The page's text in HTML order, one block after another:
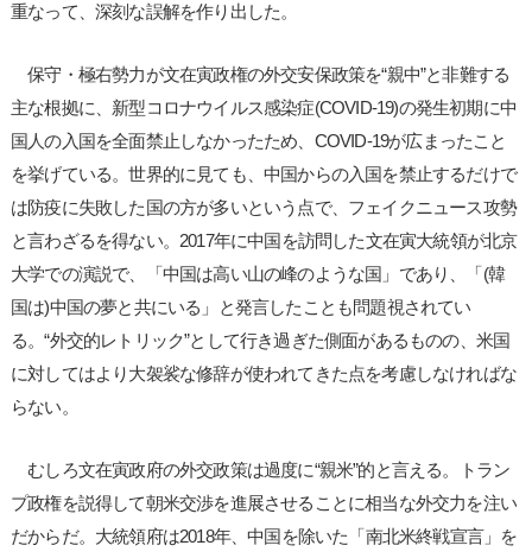
重なって、深刻な誤解を作り出した。
保守・極右勢力が文在寅政権の外交安保政策を“親中”と非難する
主な根拠に、新型コロナウイルス感染症(COVID-19)の発生初期に中
国人の入国を全面禁止しなかったため、COVID-19が広まったこと
を挙げている。世界的に見ても、中国からの入国を禁止するだけで
は防疫に失敗した国の方が多いという点で、フェイクニュース攻勢
と言わざるを得ない。2017年に中国を訪問した文在寅大統領が北京
大学での演説で、「中国は高い山の峰のような国」であり、「(韓
国は)中国の夢と共にいる」と発言したことも問題視されてい
る。“外交的レトリック”として行き過ぎた側面があるものの、米国
に対してはより大袈裟な修辞が使われてきた点を考慮しなければな
らない。
むしろ文在寅政府の外交政策は過度に“親米”的と言える。トラン
プ政権を説得して朝米交渉を進展させることに相当な外交力を注い
だからだ。大統領府は2018年、中国を除いた「南北米終戦宣言」を